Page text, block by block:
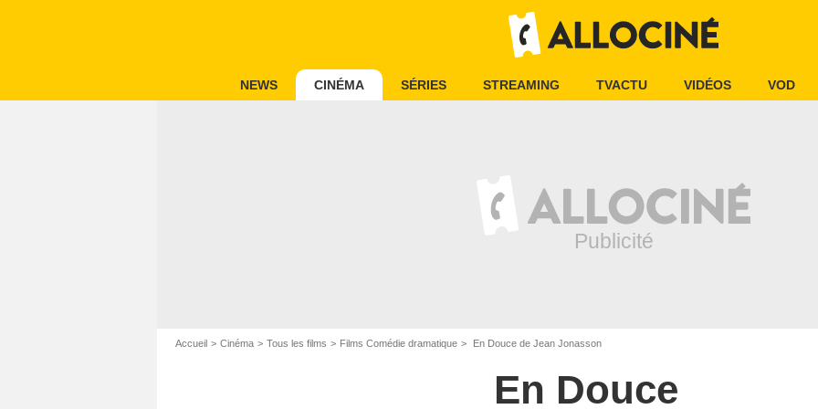
NEWS CINÉMA SÉRIES STREAMING TVACTU VIDÉOS VOD
Accueil Cinéma Tous les films Films Comédie dramatique En Douce de Jean Jonasson
En Douce